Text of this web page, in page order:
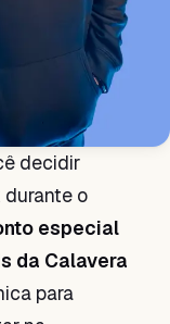
decidir
o
especial
da Calavera
para